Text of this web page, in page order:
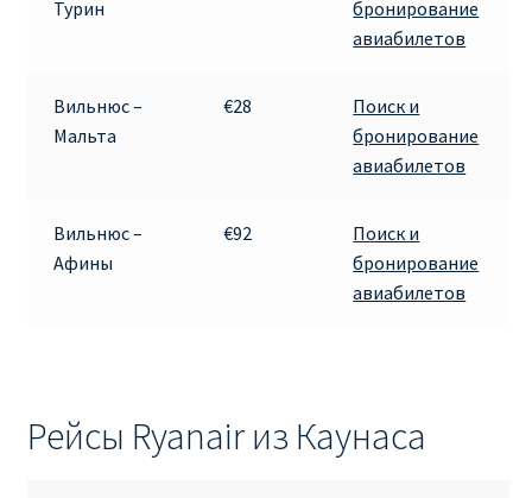
Турин
бронирование
авиабилетов
Вильнюс –
Мальта
€28
Поиск и
бронирование
авиабилетов
Вильнюс –
Афины
€92
Поиск и
бронирование
авиабилетов
Рейсы Ryanair из Каунаса